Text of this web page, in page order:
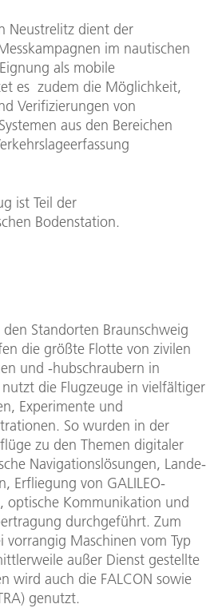
Neustrelitz dient der
im nautischen
als mobile
es zudem die Möglichkeit,
Verifizierungen von
aus den Bereichen
ist Teil der
Bodenstation.
Standorten Braunschweig
die größte Flotte von zivilen
und -hubschraubern in
die Flugzeuge in vielfältiger
Experimente und
So wurden in der
zu den Themen digitaler
Navigationslösungen, Lande-
Erfliegung von GALILEO-
optische Kommunikation und
durchgeführt. Zum
vorrangig Maschinen vom Typ
außer Dienst gestellte
wird auch die FALCON sowie
genutzt.